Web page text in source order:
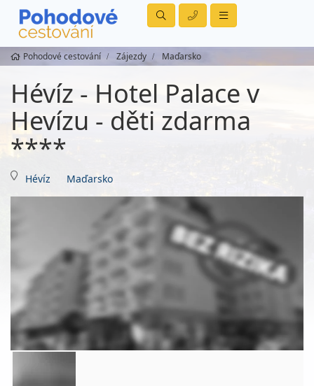
Pohodové cestování Zájezdy Maďarsko
Hévíz - Hotel Palace v
Hevízu - děti zdarma
****
Hévíz Maďarsko